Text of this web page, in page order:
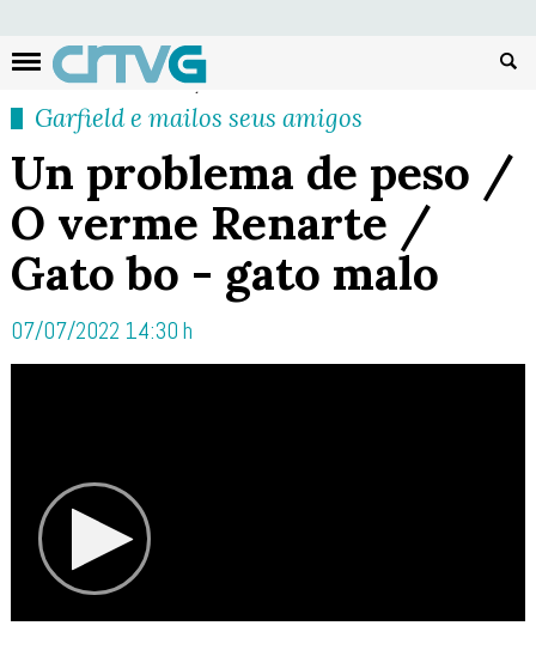
Garfield e mailos seus amigos
Un problema de peso /
O verme Renarte /
Gato bo - gato malo
07/07/2022 14:30 h